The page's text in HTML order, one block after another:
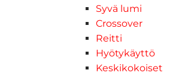
Syvä lumi
Crossover
Reitti
Hyötykäyttö
Keskikokoiset